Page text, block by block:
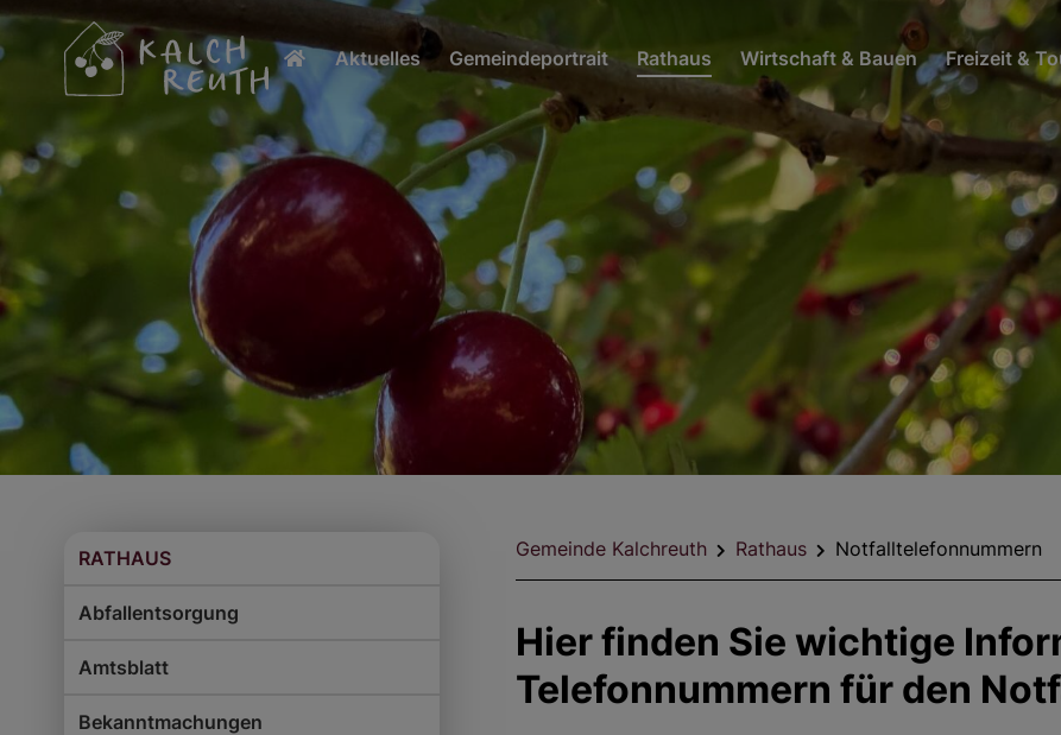
Aktuelles Gemeindeportrait Rathaus Wirtschaft & Bauen Freizeit &
RATHAUS
Abfallentsorgung
Amtsblatt
Bekanntmachungen
Gemeinde Kalchreuth Rathaus Notfalltelefonnummern
Hier finden Sie wichtige
Telefonnummern für den